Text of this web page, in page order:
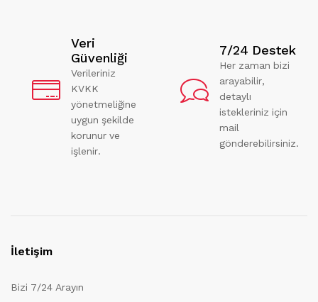
Veri
Güvenliği
Verileriniz
KVKK
yönetmeliğine
uygun şekilde
korunur ve
işlenir.
7/24 Destek
Her zaman bizi
arayabilir,
detaylı
istekleriniz için
mail
gönderebilirsiniz.
İletişim
Bizi 7/24 Arayın